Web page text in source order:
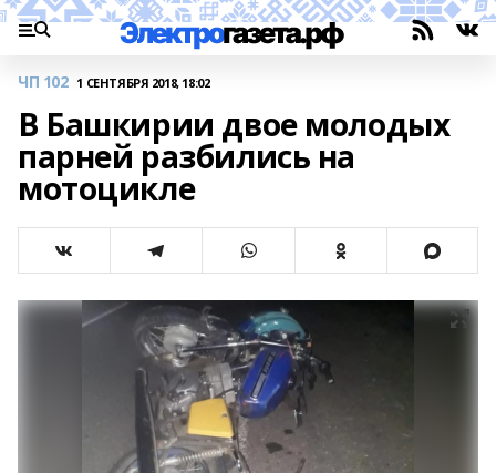
ЧП 102 1 СЕНТЯБРЯ 2018, 18:02
В Башкирии двое молодых
парней разбились на
мотоцикле